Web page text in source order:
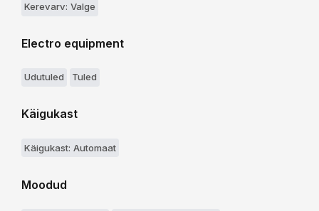
Kerevarv: Valge
Electro equipment
Udutuled Tuled
Käigukast
Käigukast: Automaat
Moodud